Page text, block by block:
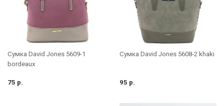
Сумка David Jones 5609-1
bordeaux
75 р.
Сумка David Jones 5608-2 khaki
95 р.